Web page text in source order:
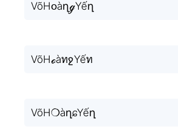
VõHօàղℊYếղ
VõHℴàทջYếท
VõH❍àղɕYếղ